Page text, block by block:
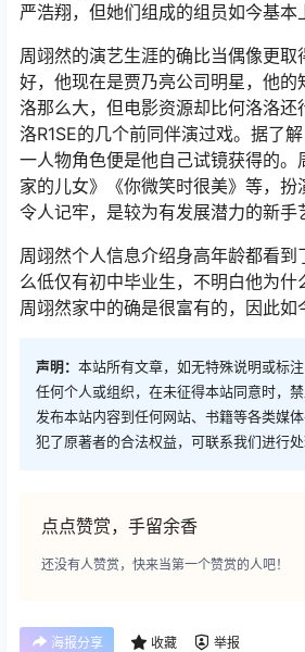
严浩翔，但她们组成的组员如今基本
周翊然的演艺生涯的确比当偶像更取
好，他现在是贾乃亮公司明星，他的
洛那么大，但电影资源却比何洛洛还
洛R1SE的几个前同伴演过戏。据了
一人物角色便是他自己试镜获得的。
家的儿女》《你微笑时很美》等，扮
令人记牢，是较为有发展潜力的新手
周翊然个人信息介绍身高年龄都看到
么低仅有初中毕业生，不明白他为什
周翊然家中的确是很富有的，因此如
声明： 本站所有文章，如无特殊说明或标注
任何个人或组织，在未征得本站同意时，禁
发布本站内容到任何网站、书籍等各类媒
犯了原著者的合法权益，可联系我们进行处
点点赞赏，手留余香
还没有人赞赏，快来当第一个赞赏的人吧！
海报分享 收藏 举报